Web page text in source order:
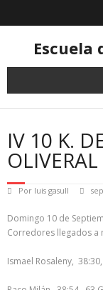
Escuela
IV 10 K.
OLIVERAL
Por luis gasull
Domingo 10 de
Corredores llegados a
Ismael Rosaleny,